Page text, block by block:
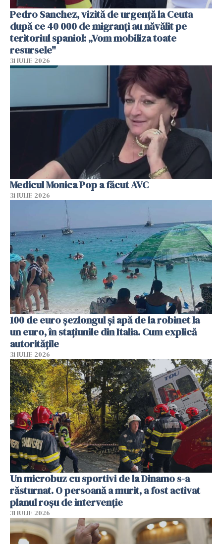
Pedro Sanchez, vizită de urgență la Ceuta
după ce 40 000 de migranți au năvălit pe
teritoriul spaniol: „Vom mobiliza toate
resursele"
31 IULIE 2026
Medicul Monica Pop a făcut AVC
31 IULIE 2026
100 de euro șezlongul și apă de la robinet la
un euro, în stațiunile din Italia. Cum explică
autoritățile
31 IULIE 2026
Un microbuz cu sportivi de la Dinamo s-a
răsturnat. O persoană a murit, a fost activat
planul roșu de intervenție
31 IULIE 2026